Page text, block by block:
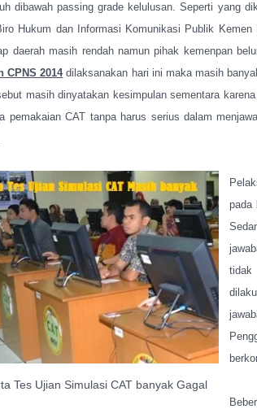
dibawah passing grade kelulusan. Seperti yang
Hukum dan Informasi Komunikasi Publik
daerah masih rendah namun pihak kemenpan
CPNS 2014dilaksanakan hari ini maka masih
masih dinyatakan kesimpulan sementara
pemakaian CAT tanpa harus serius dalam
Tes Ujian Simulasi CAT banyak Gagal
pada
tidak